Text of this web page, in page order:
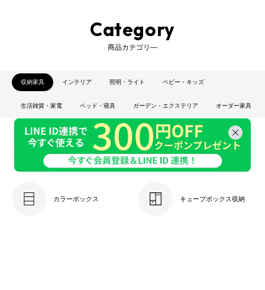
Category
商品カテゴリ―
収納家具 インテリア 照明・ライト ベビー・キッズ
生活雑貨・家電 ベッド・寝具 ガーデン・エクステリア オーダー家具
キッチン収納 本棚・ラック
カラーボックス キューブボックス収納